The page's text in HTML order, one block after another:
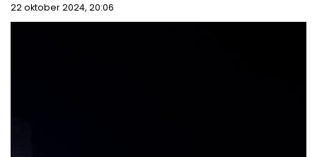
22 oktober 2024, 20:06